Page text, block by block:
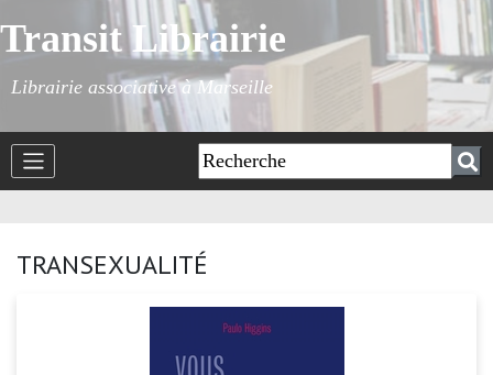
Transit Librairie
Librairie associative à Marseille
TRANSEXUALITÉ